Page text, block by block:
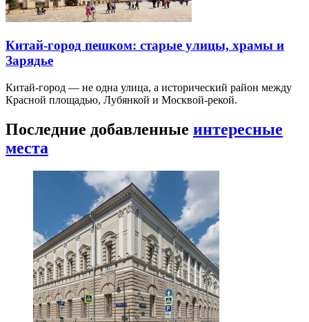
Китай-город пешком: старые улицы, храмы и
Зарядье
Китай-город — не одна улица, а исторический район между
Красной площадью, Лубянкой и Москвой-рекой.
Последние добавленные интересные
места